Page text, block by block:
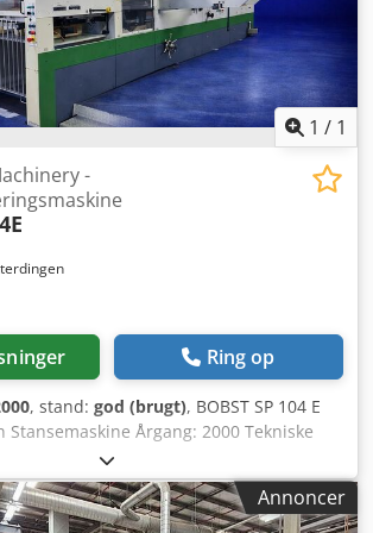
1 / 1
-
Ring op
, stand: god (brugt), BOBST SP 104 E
Stansemaskine Årgang: 2000 Tekniske
740 x 1040 mm Min. arkstørrelse:
hastighed: 8.000 ark/time Maks.
Driftstimer: ca. 35.000 Konfiguration
Annoncer